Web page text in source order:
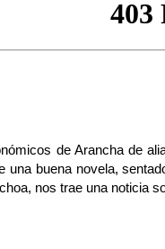
de Arancha de
una buena novela,
, nos trae una noticia